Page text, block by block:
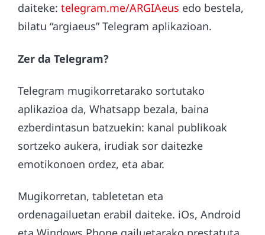
daiteke: telegram.me/ARGIAeus edo bestela,
bilatu “argiaeus” Telegram aplikazioan.
Zer da Telegram?
Telegram mugikorretarako sortutako
aplikazioa da, Whatsapp bezala, baina
ezberdintasun batzuekin: kanal publikoak
sortzeko aukera, irudiak sor daitezke
emotikonoen ordez, eta abar.
Mugikorretan, tabletetan eta
ordenagailuetan erabil daiteke. iOs, Android